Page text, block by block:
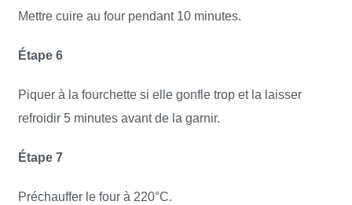
Mettre cuire au four pendant 10 minutes.
Étape 6
Piquer à la fourchette si elle gonfle trop et la laisser
refroidir 5 minutes avant de la garnir.
Étape 7
Préchauffer le four à 220°C.